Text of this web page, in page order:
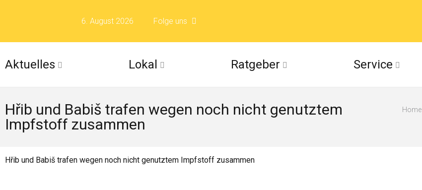
6. August 2026 Folge uns
Folge uns auf Flickr
Aktuelles Lokal Ratgeber Service
Hřib und Babiš trafen wegen noch nicht genutztem
Impfstoff zusammen
Home
Hřib und Babiš trafen wegen noch nicht genutztem Impfstoff zusammen